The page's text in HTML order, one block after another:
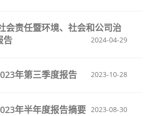
会责任暨环境、社会和公司治
告
2024-04-29
年第三季度报告 2023-10-28
年半年度报告摘要 2023-08-30